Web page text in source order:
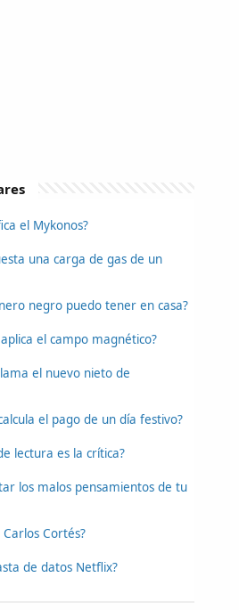
el Mykonos?
una carga de gas de un
negro puedo tener en casa?
el campo magnético?
el nuevo nieto de
el pago de un día festivo?
lectura es la crítica?
los malos pensamientos de tu
Cortés?
de datos Netflix?